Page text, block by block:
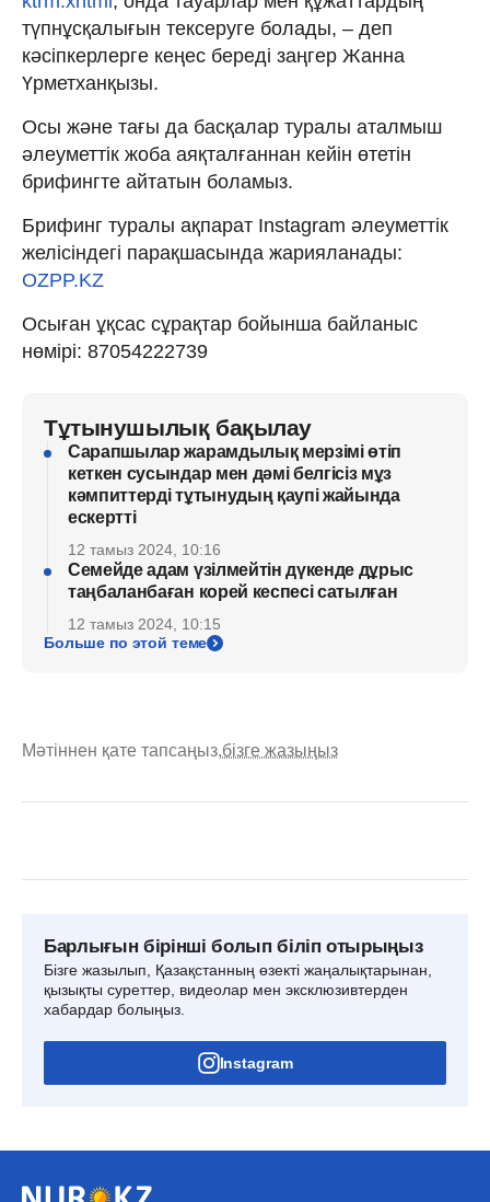
түпнұсқалығын тексеруге болады, – деп
кәсіпкерлерге кеңес береді заңгер Жанна
Үрметханқызы.
Осы және тағы да басқалар туралы аталмыш
әлеуметтік жоба аяқталғаннан кейін өтетін
брифингте айтатын боламыз.
Брифинг туралы ақпарат Instagram әлеуметтік
желісіндегі парақшасында жарияланады:
OZPP.KZ
Осыған ұқсас сұрақтар бойынша байланыс
нөмірі: 87054222739
Тұтынушылық бақылау
Сарапшылар жарамдылық мерзімі өтіп
кеткен сусындар мен дәмі белгісіз мұз
кәмпиттерді тұтынудың қаупі жайында
ескертті
12 тамыз 2024, 10:16
Семейде адам үзілмейтін дүкенде дұрыс
таңбаланбаған корей кеспесі сатылған
12 тамыз 2024, 10:15
Больше по этой теме
Мәтіннен қате тапсаңыз,бізге жазыңыз
Барлығын бірінші болып біліп отырыңыз
Бізге жазылып, Қазақстанның өзекті жаңалықтарынан,
қызықты суреттер, видеолар мен эксклюзивтерден
хабардар болыңыз.
Instagram